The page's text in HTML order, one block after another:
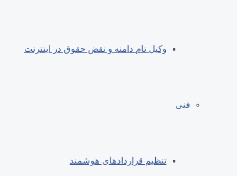
وکیل نام دامنه و نقض حقوق در اینترنت
فنی
تنظیم قراردادهای هوشمند